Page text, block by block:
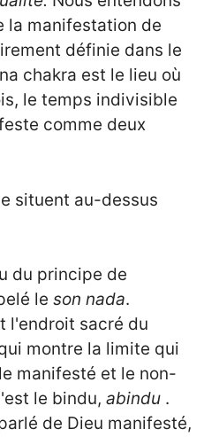
la manifestation de
définie dans le
chakra est le lieu où
le temps indivisible
comme deux
situent au-dessus
du principe de
le son nada.
l'endroit sacré du
montre la limite qui
manifesté et le non-
le bindu, abindu .
de Dieu manifesté,